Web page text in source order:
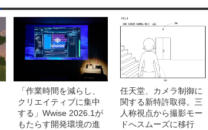
「作業時間を減らし、
クリエイティブに集中
する」Wwise 2026.1が
もたらす開発環境の進
任天堂、カメラ制御に
関する新特許取得。三
人称視点から撮影モー
ドへスムーズに移行